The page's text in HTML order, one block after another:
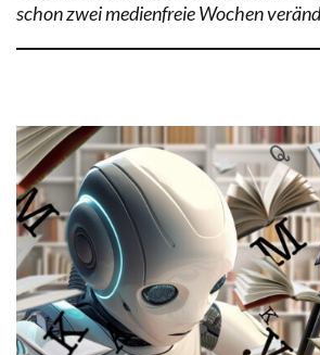
schon zwei medienfreie Wochen